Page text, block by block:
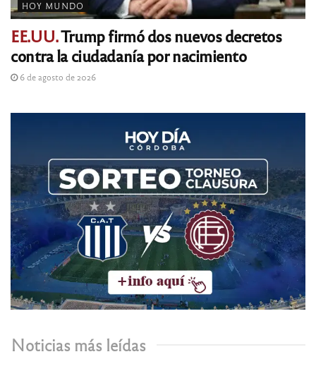
HOY MUNDO
EE.UU.Trump firmó dos nuevos decretos
contra la ciudadanía por nacimiento
6 de agosto de 2026
Noticias más leídas